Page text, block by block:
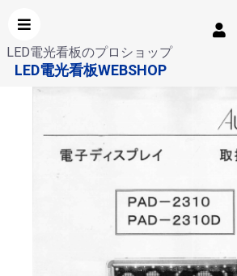
LED電光看板のプロショップ
LED電光看板WEBSHOP